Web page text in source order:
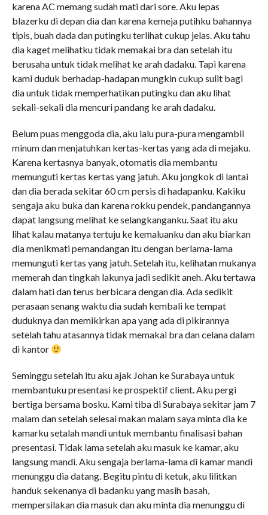
karena AC memang sudah mati dari sore. Aku lepas
blazerku di depan dia dan karena kemeja putihku bahannya
tipis, buah dada dan putingku terlihat cukup jelas. Aku tahu
dia kaget melihatku tidak memakai bra dan setelah itu
berusaha untuk tidak melihat ke arah dadaku. Tapi karena
kami duduk berhadap-hadapan mungkin cukup sulit bagi
dia untuk tidak memperhatikan putingku dan aku lihat
sekali-sekali dia mencuri pandang ke arah dadaku.
Belum puas menggoda dia, aku lalu pura-pura mengambil
minum dan menjatuhkan kertas-kertas yang ada di mejaku.
Karena kertasnya banyak, otomatis dia membantu
memunguti kertas kertas yang jatuh. Aku jongkok di lantai
dan dia berada sekitar 60 cm persis di hadapanku. Kakiku
sengaja aku buka dan karena rokku pendek, pandangannya
dapat langsung melihat ke selangkanganku. Saat itu aku
lihat kalau matanya tertuju ke kemaluanku dan aku biarkan
dia menikmati pemandangan itu dengan berlama-lama
memunguti kertas yang jatuh. Setelah itu, kelihatan mukanya
memerah dan tingkah lakunya jadi sedikit aneh. Aku tertawa
dalam hati dan terus berbicara dengan dia. Ada sedikit
perasaan senang waktu dia sudah kembali ke tempat
duduknya dan memikirkan apa yang ada di pikirannya
setelah tahu atasannya tidak memakai bra dan celana dalam
di kantor
Seminggu setelah itu aku ajak Johan ke Surabaya untuk
membantuku presentasi ke prospektif client. Aku pergi
bertiga bersama bosku. Kami tiba di Surabaya sekitar jam 7
malam dan setelah selesai makan malam saya minta dia ke
kamarku setalah mandi untuk membantu finalisasi bahan
presentasi. Tidak lama setelah aku masuk ke kamar, aku
langsung mandi. Aku sengaja berlama-lama di kamar mandi
menunggu dia datang. Begitu pintu di ketuk, aku lilitkan
handuk sekenanya di badanku yang masih basah,
mempersilakan dia masuk dan aku minta dia menunggu di